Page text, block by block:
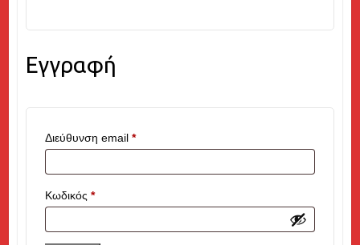
Εγγραφή
Διεύθυνση email *Απαιτείται
Κωδικός *Απαιτείται